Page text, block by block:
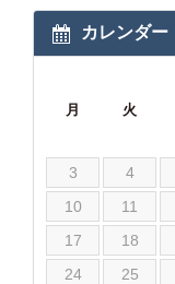
カレンダー
月 火
3
4
10
11
17
18
24
25